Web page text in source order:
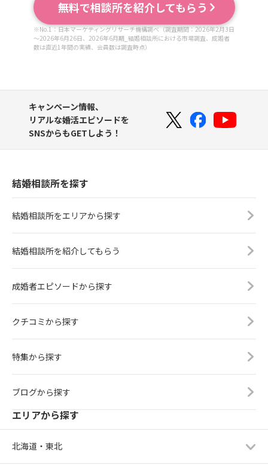
無料で相談所を紹介してもらう
※No.1：日本マーケティングリサーチ機構調べ（調査期間：2026年2月3日
～2026年6月26日、2026年6月期_結婚相談所における市場調査、成婚者
数は直近1年間の実績、会員数は調査時点）
キャンペーン情報、
リアルな婚活エピソードを
SNSからもGETしよう！
結婚相談所を探す
結婚相談所をエリアから探す
結婚相談所を紹介してもらう
成婚者エピソードから探す
クチコミから探す
特集から探す
ブログから探す
エリアから探す
北海道・東北